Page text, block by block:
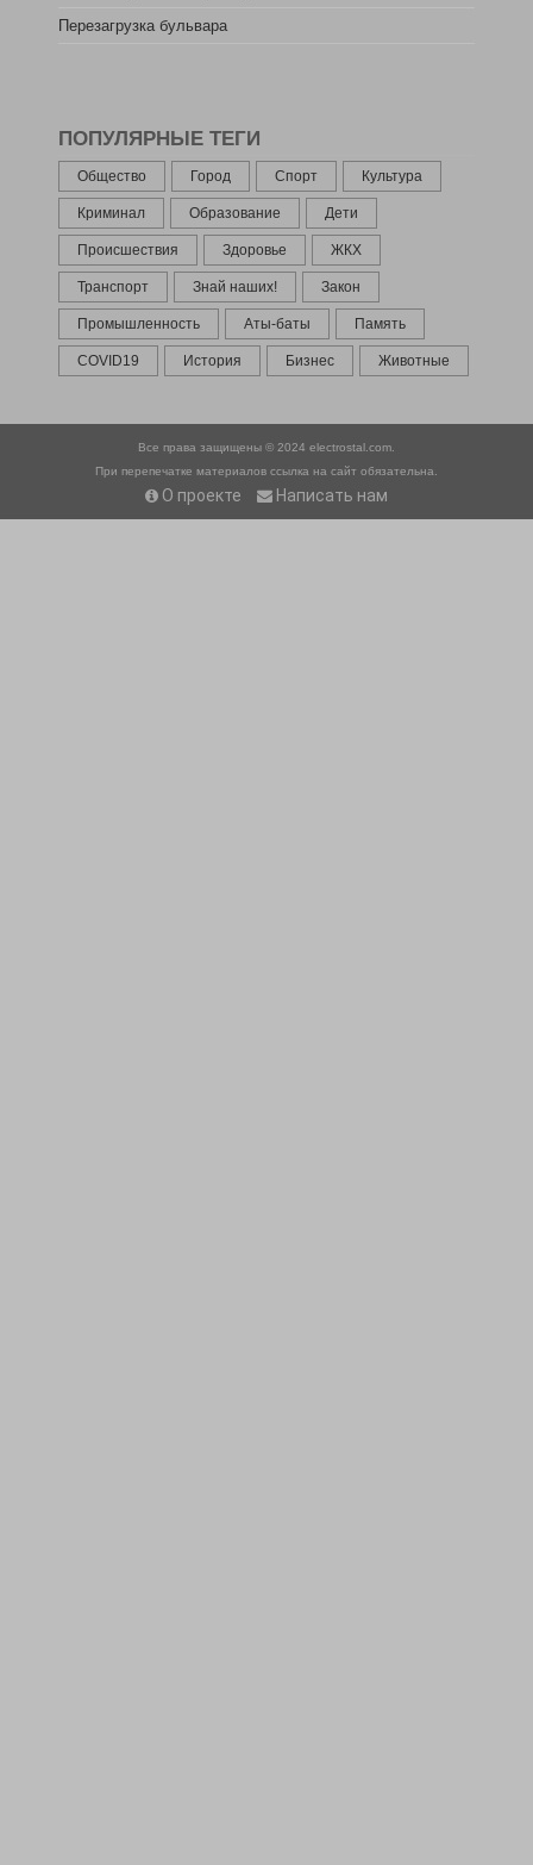
Перезагрузка бульвара
ПОПУЛЯРНЫЕ ТЕГИ
Общество Город Спорт Культура
Криминал Образование Дети
Происшествия Здоровье ЖКХ
Транспорт Знай наших! Закон
Промышленность Аты-баты Память
COVID19 История Бизнес Животные
Все права защищены © 2024 electrostal.com.
При перепечатке материалов ссылка на сайт обязательна.
О проекте Написать нам